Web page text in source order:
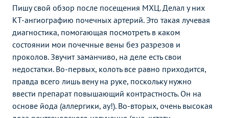
Пишу свой обзор после посещения МХЦ. Делал у них
КТ-ангиографию почечных артерий. Это такая лучевая
диагностика, помогающая посмотреть в каком
состоянии мои почечные вены без разрезов и
проколов. Звучит заманчиво, на деле есть свои
недостатки. Во-первых, колоть все равно приходится,
правда всего лишь вену на руке, поскольку нужно
ввести препарат повышающий контрастность. Он на
основе йода (аллергики, ау!). Во-вторых, очень высокая